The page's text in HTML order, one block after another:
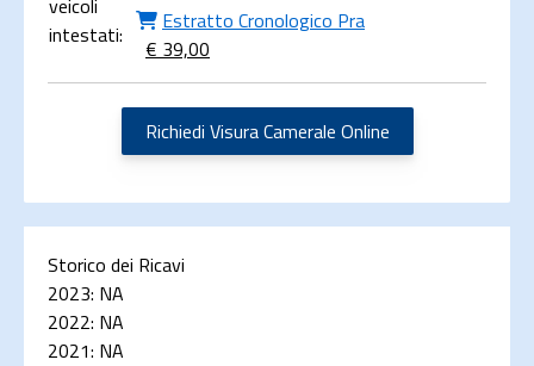
veicoli
intestati:
Estratto Cronologico Pra
€ 39,00
Richiedi Visura Camerale Online
Storico dei Ricavi
2023: NA
2022: NA
2021: NA